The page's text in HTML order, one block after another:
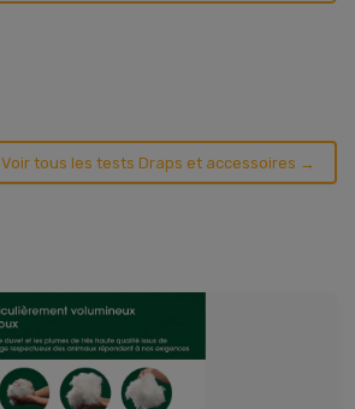
Voir tous les tests Draps et accessoires →